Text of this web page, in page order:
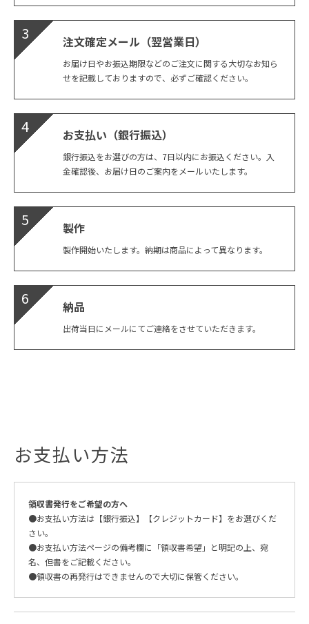
3 注文確定メール（翌営業日）
お届け日やお振込期限などのご注文に関する大切なお知ら
せを記載しておりますので、必ずご確認ください。
4 お支払い（銀行振込）
銀行振込をお選びの方は、7日以内にお振込ください。入
金確認後、お届け日のご案内をメールいたします。
5 製作
製作開始いたします。納期は商品によって異なります。
6 納品
出荷当日にメールにてご連絡をさせていただきます。
お支払い方法
領収書発行をご希望の方へ
●お支払い方法は【銀行振込】【クレジットカード】をお選びくだ
さい。
●お支払い方法ページの備考欄に「領収書希望」と明記の上、宛
名、但書をご記載ください。
●領収書の再発行はできませんので大切に保管ください。